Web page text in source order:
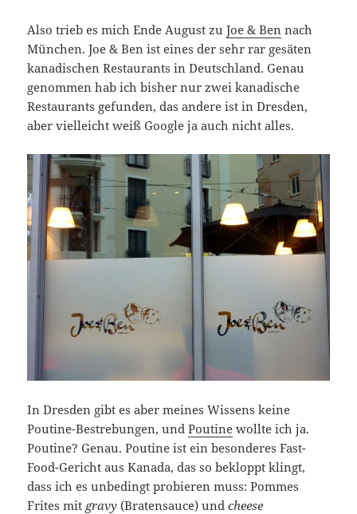
Also trieb es mich Ende August zuJoe & Ben nach
München. Joe & Ben ist eines der sehr rar gesäten
kanadischen Restaurants in Deutschland. Genau
genommen hab ich bisher nur zwei kanadische
Restaurants gefunden, das andere ist in Dresden,
aber vielleicht weiß Google ja auch nicht alles.
In Dresden gibt es aber meines Wissens keine
Poutine-Bestrebungen, undPoutine wollte ich ja.
Poutine? Genau. Poutine ist ein besonderes Fast-
Food-Gericht aus Kanada, das so bekloppt klingt,
dass ich es unbedingt probieren muss: Pommes
Frites mit gravy (Bratensauce) undcheese